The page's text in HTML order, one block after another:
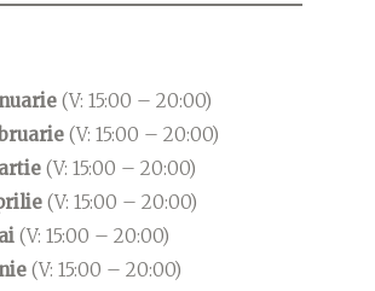
(V: 15:00 – 20:00)
(V: 15:00 – 20:00)
(V: 15:00 – 20:00)
(V: 15:00 – 20:00)
(V: 15:00 – 20:00)
(V: 15:00 – 20:00)